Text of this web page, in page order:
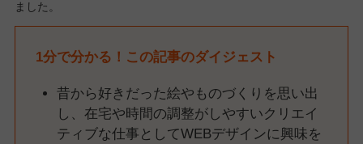
ました。
1分で分かる！この記事のダイジェスト
昔から好きだった絵やものづくりを思い出
し、在宅や時間の調整がしやすいクリエイ
ティブな仕事としてWEBデザインに興味を